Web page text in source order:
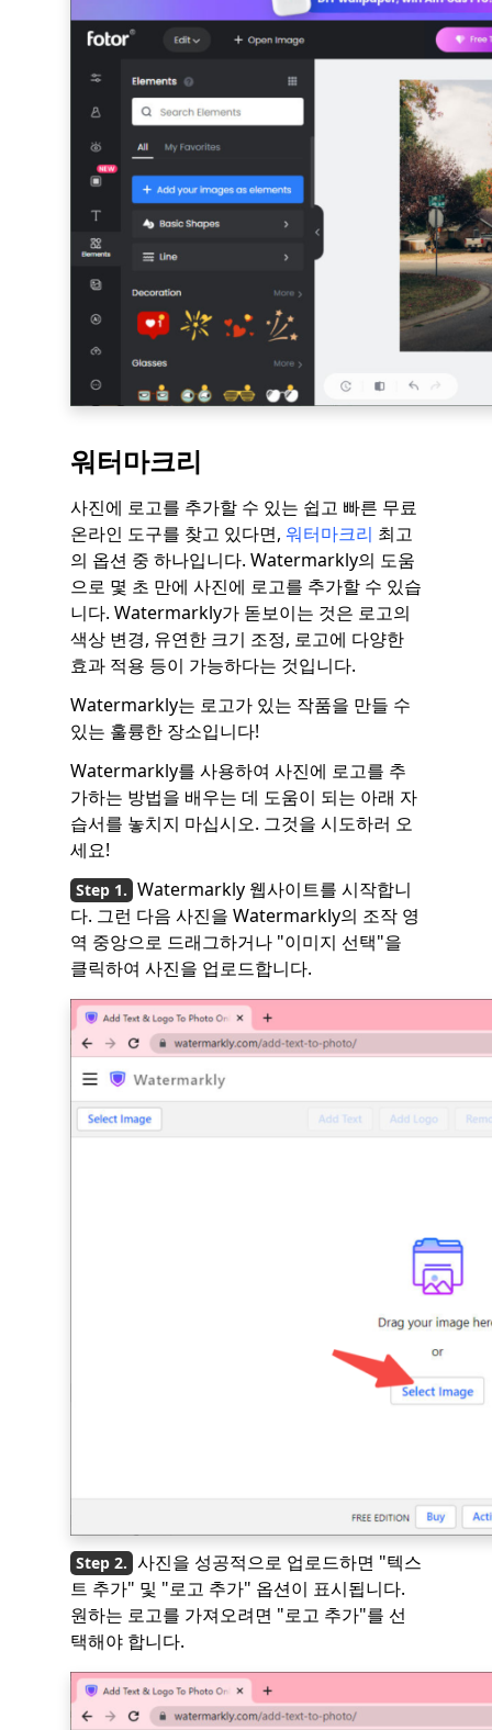
워터마크리
사진에 로고를 추가할 수 있는 쉽고 빠른 무료
온라인 도구를 찾고 있다면, 워터마크리 최고
의 옵션 중 하나입니다. Watermarkly의 도움
으로 몇 초 만에 사진에 로고를 추가할 수 있습
니다. Watermarkly가 돋보이는 것은 로고의
색상 변경, 유연한 크기 조정, 로고에 다양한
효과 적용 등이 가능하다는 것입니다.
Watermarkly는 로고가 있는 작품을 만들 수
있는 훌륭한 장소입니다!
Watermarkly를 사용하여 사진에 로고를 추
가하는 방법을 배우는 데 도움이 되는 아래 자
습서를 놓치지 마십시오. 그것을 시도하러 오
세요!
Watermarkly 웹사이트를 시작합니
다. 그런 다음 사진을 Watermarkly의 조작 영
역 중앙으로 드래그하거나 "이미지 선택"을
클릭하여 사진을 업로드합니다.
사진을 성공적으로 업로드하면 "텍스
트 추가" 및 "로고 추가" 옵션이 표시됩니다.
원하는 로고를 가져오려면 "로고 추가"를 선
택해야 합니다.